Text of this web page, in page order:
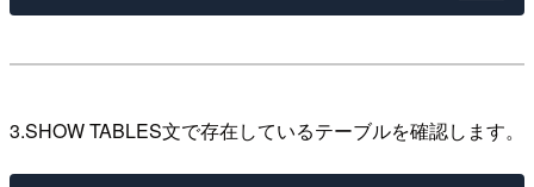
3.SHOW TABLES文で存在しているテーブルを確認します。